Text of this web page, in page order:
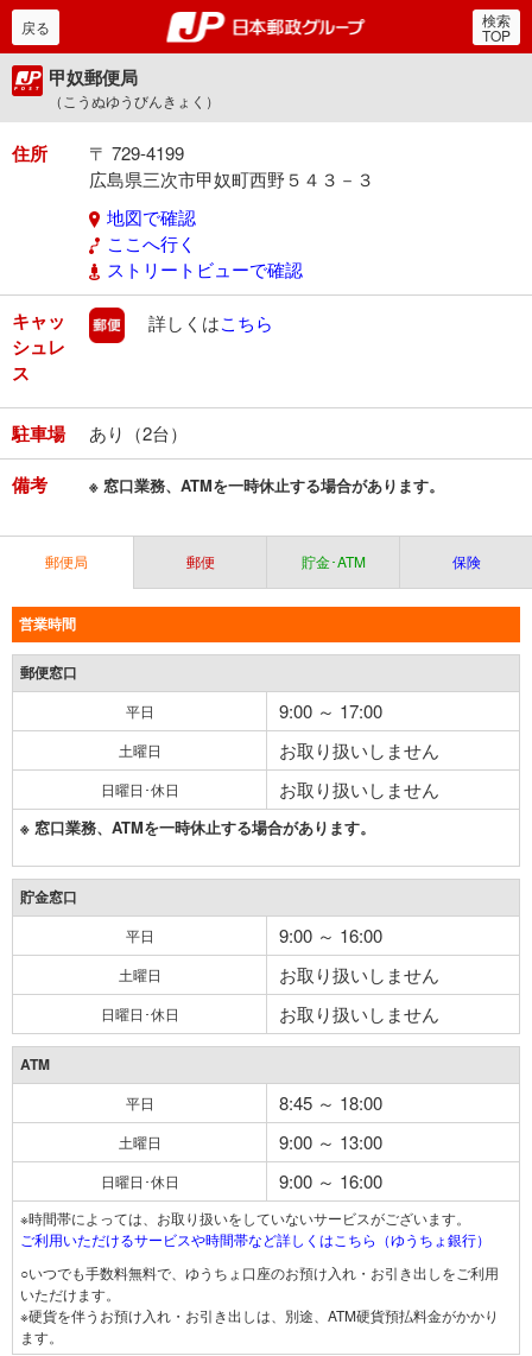
郵便局・日本郵政グルー
戻る 検索
TOP
甲奴郵便局
（こうぬゆうびんきょく）
住所
〒 729-4199
広島県三次市甲奴町西野５４３－３
地図で確認
ここへ行く
ストリートビューで確認
キャッ
シュレ
ス
郵便
詳しくはこちら
駐車場 あり（2台）
備考 ※ 窓口業務、ATMを一時休止する場合があります。
郵便局 郵便 貯金･ATM 保険
営業時間
郵便窓口
平日 9:00 ～ 17:00
土曜日 お取り扱いしません
日曜日･休日 お取り扱いしません
※ 窓口業務、ATMを一時休止する場合があります。
貯金窓口
平日 9:00 ～ 16:00
土曜日 お取り扱いしません
日曜日･休日 お取り扱いしません
ATM
平日 8:45 ～ 18:00
土曜日 9:00 ～ 13:00
日曜日･休日 9:00 ～ 16:00
※時間帯によっては、お取り扱いをしていないサービスがございます。
ご利用いただけるサービスや時間帯など詳しくはこちら（ゆうちょ銀行）
○いつでも手数料無料で、ゆうちょ口座のお預け入れ・お引き出しをご利用
いただけます。
※硬貨を伴うお預け入れ・お引き出しは、別途、ATM硬貨預払料金がかかり
ます。